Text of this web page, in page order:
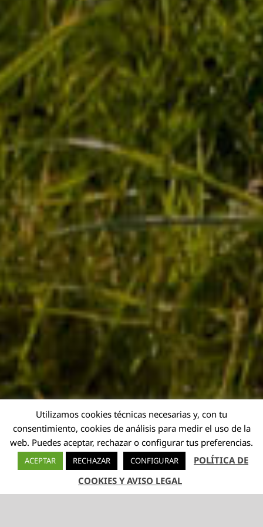
Utilizamos cookies técnicas necesarias y, con tu
consentimiento, cookies de análisis para medir el uso de la
web. Puedes aceptar, rechazar o configurar tus preferencias.
ACEPTAR RECHAZAR CONFIGURAR
POLÍTICA DE
COOKIES Y AVISO LEGAL